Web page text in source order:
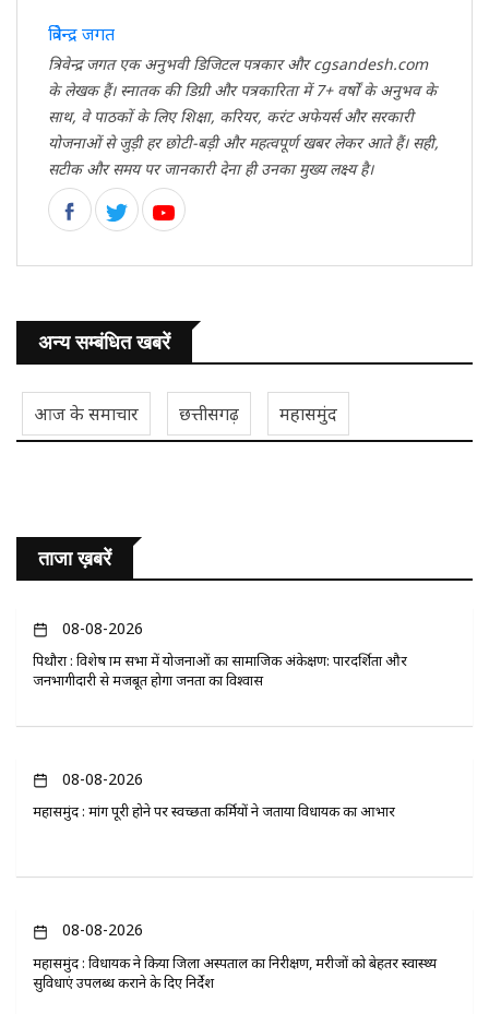
त्रिवेन्द्र जगत
त्रिवेन्द्र जगत एक अनुभवी डिजिटल पत्रकार और cgsandesh.com
के लेखक हैं। स्नातक की डिग्री और पत्रकारिता में 7+ वर्षों के अनुभव के
साथ, वे पाठकों के लिए शिक्षा, करियर, करंट अफेयर्स और सरकारी
योजनाओं से जुड़ी हर छोटी-बड़ी और महत्वपूर्ण खबर लेकर आते हैं। सही,
सटीक और समय पर जानकारी देना ही उनका मुख्य लक्ष्य है।
अन्य सम्बंधित खबरें
आज के समाचार छत्तीसगढ़ महासमुंद
ताजा ख़बरें
08-08-2026
पिथौरा : विशेष ग्राम सभा में योजनाओं का सामाजिक अंकेक्षण: पारदर्शिता और
जनभागीदारी से मजबूत होगा जनता का विश्वास
08-08-2026
महासमुंद : मांग पूरी होने पर स्वच्छता कर्मियों ने जताया विधायक का आभार
08-08-2026
महासमुंद : विधायक ने किया जिला अस्पताल का निरीक्षण, मरीजों को बेहतर स्वास्थ्य
सुविधाएं उपलब्ध कराने के दिए निर्देश